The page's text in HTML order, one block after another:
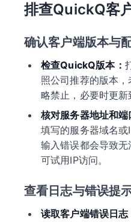
排查QuickQ客
确认客户端版本与
检查QuickQ版本：
照公司推荐的版本
略禁止，必要时更新
核对服务器地址和端
填写的服务器域名
输入错误都会导致
可试用IP访问。
查看日志与错误提
读取客户端错误日志